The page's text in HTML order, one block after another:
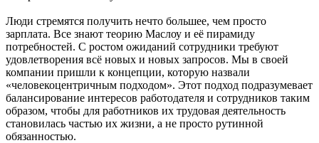
Люди стремятся получить нечто большее, чем просто
зарплата. Все знают теорию Маслоу и её пирамиду
потребностей. С ростом ожиданий сотрудники требуют
удовлетворения всё новых и новых запросов. Мы в своей
компании пришли к концепции, которую назвали
«человекоцентричным подходом». Этот подход подразумевает
балансирование интересов работодателя и сотрудников таким
образом, чтобы для работников их трудовая деятельность
становилась частью их жизни, а не просто рутинной
обязанностью.